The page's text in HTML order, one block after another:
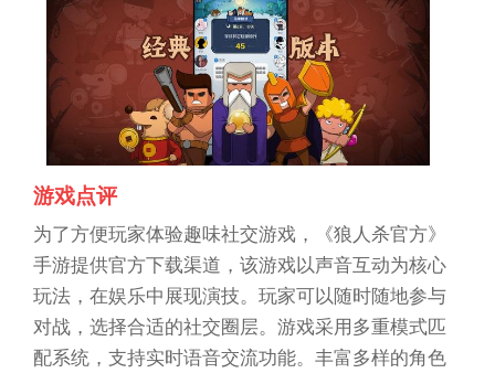
游戏点评
为了方便玩家体验趣味社交游戏，《狼人杀官方》
手游提供官方下载渠道，该游戏以声音互动为核心
玩法，在娱乐中展现演技。玩家可以随时随地参与
对战，选择合适的社交圈层。游戏采用多重模式匹
配系统，支持实时语音交流功能。丰富多样的角色